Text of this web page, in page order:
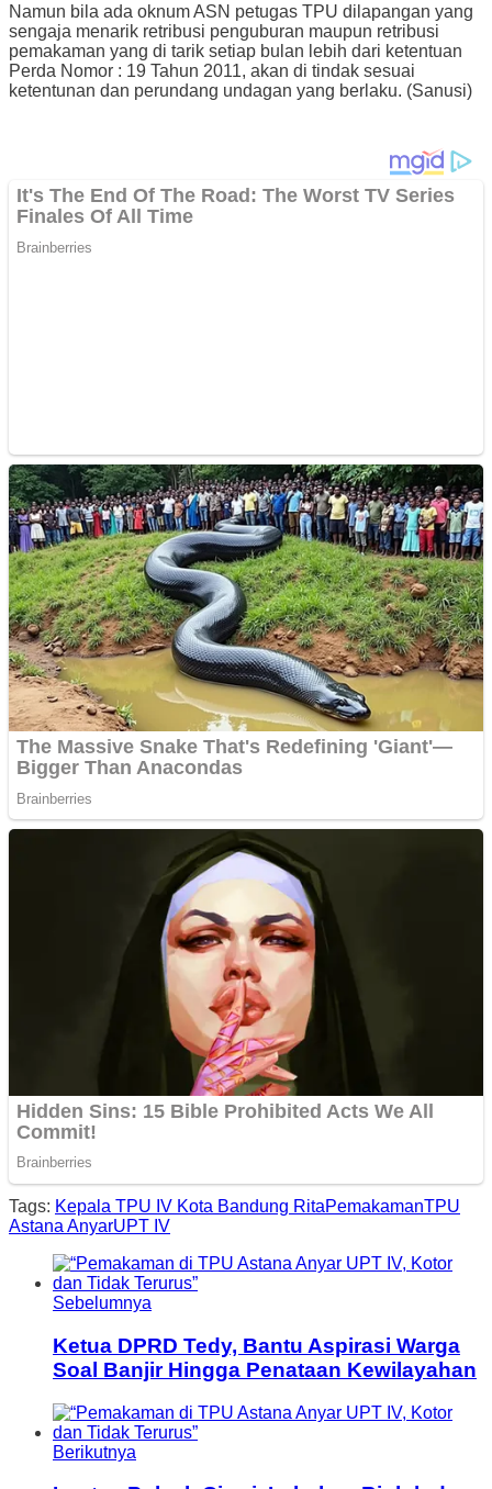
Namun bila ada oknum ASN petugas TPU dilapangan yang
sengaja menarik retribusi penguburan maupun retribusi
pemakaman yang di tarik setiap bulan lebih dari ketentuan
Perda Nomor : 19 Tahun 2011, akan di tindak sesuai
ketentunan dan perundang undagan yang berlaku. (Sanusi)
Tags: Kepala TPU IV Kota Bandung RitaPemakamanTPU
Astana AnyarUPT IV
Sebelumnya
Ketua DPRD Tedy, Bantu Aspirasi Warga
Soal Banjir Hingga Penataan Kewilayahan
Berikutnya